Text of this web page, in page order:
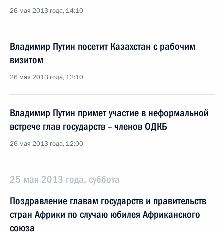
26 мая 2013 года, 14:10
Владимир Путин посетит Казахстан с рабочим
визитом
26 мая 2013 года, 12:10
Владимир Путин примет участие в неформальной
встрече глав государств – членов ОДКБ
26 мая 2013 года, 12:00
25 мая 2013 года, суббота
Поздравление главам государств и правительств
стран Африки по случаю юбилея Африканского
союза